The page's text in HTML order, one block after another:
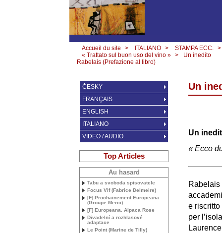
Accueil du site > ITALIANO > STAMPA ECC. >
« Trattato sul buon uso del vino » >
Un inedito
Rabelais (Prefazione al libro)
Un
Un
« Ecco
Rabelais
e
per
ČESKY
FRANÇAIS
ENGLISH
ITALIANO
VIDEO / AUDIO
Top Articles
Au hasard
Tabu a svoboda spisovatele
Focus Vif (Fabrice Delmeire)
[F] Prochainement Europeana
(Groupe Merci)
[F] Europeana. Alpaca Rose
Divadelní a rozhlasové
adaptace
Le Point (Marine de Tilly)